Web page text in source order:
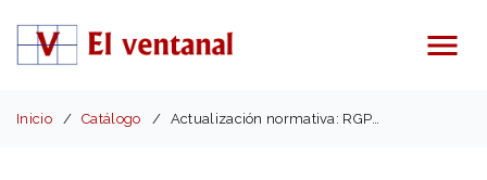
Menú
Inicio Catálogo Actualización normativa: RGPD europeo y Ley 3/2018